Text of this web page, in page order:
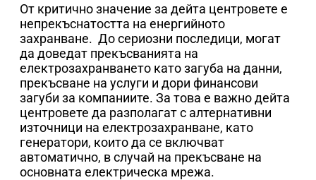
От критично значение за дейта центровете е
непрекъснатостта на енергийното
захранване. До сериозни последици, могат
да доведат прекъсванията на
електрозахранването като загуба на данни,
прекъсване на услуги и дори финансови
загуби за компаниите. За това е важно дейта
центровете да разполагат с алтернативни
източници на електрозахранване, като
генератори, които да се включват
автоматично, в случай на прекъсване на
основната електрическа мрежа.